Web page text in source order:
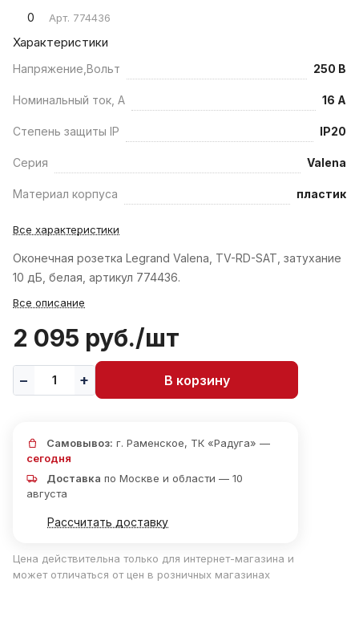
0 Арт. 774436
Характеристики
Напряжение,Вольт 250 В
Номинальный ток, А 16 А
Степень защиты IP IP20
Серия Valena
Материал корпуса пластик
Все характеристики
Оконечная розетка Legrand Valena, TV-RD-SAT, затухание
10 дБ, белая, артикул 774436.
Все описание
2 095 руб./шт
В корзину
Самовывоз: г. Раменское, ТК «Радуга» —
сегодня
Доставка по Москве и области — 10
августа
Рассчитать доставку
Цена действительна только для интернет-магазина и
может отличаться от цен в розничных магазинах